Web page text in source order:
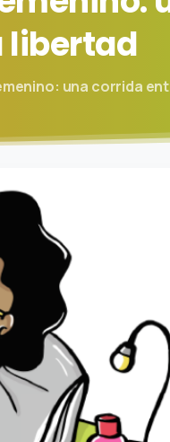
libertad
una corrida